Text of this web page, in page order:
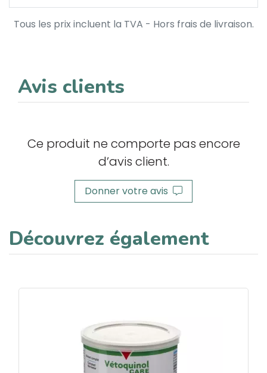
Tous les prix incluent la TVA - Hors frais de livraison.
Avis clients
Ce produit ne comporte pas encore
d’avis client.
Donner votre avis
Découvrez également